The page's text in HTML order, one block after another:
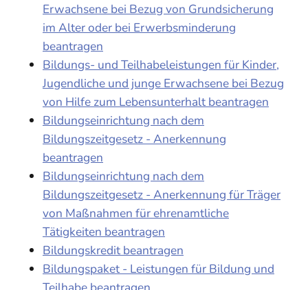
Erwachsene bei Bezug von Grundsicherung
im Alter oder bei Erwerbsminderung
beantragen
Bildungs- und Teilhabeleistungen für Kinder,
Jugendliche und junge Erwachsene bei Bezug
von Hilfe zum Lebensunterhalt beantragen
Bildungseinrichtung nach dem
Bildungszeitgesetz - Anerkennung
beantragen
Bildungseinrichtung nach dem
Bildungszeitgesetz - Anerkennung für Träger
von Maßnahmen für ehrenamtliche
Tätigkeiten beantragen
Bildungskredit beantragen
Bildungspaket - Leistungen für Bildung und